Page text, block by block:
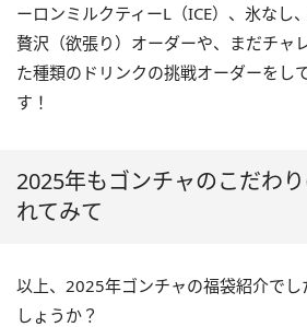
ーロンミルクティーL（ICE）、氷なし
贅沢（欲張り）オーダーや、まだチャ
た種類のドリンクの挑戦オーダーをし
す！
2025年もゴンチャのこだわ
れてみて
以上、2025年ゴンチャの福袋紹介で
しょうか？